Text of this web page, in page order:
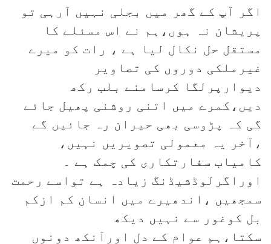
اگر آپ کے گھر میں بجلی نہیں آرہی تو
پریشان نہ ہوں،ہم نے اس مسئلے کا
مستقل حل نکال لیا ہے ، رات کو میرے
غیرملکی دوروں کی تصاویر
دیوارپرلگا کرسامنے بلب رکھ
دیں،کمرے میں اتنی روشنی پھیل جائے
گی کہ پڑوسی بھی حیران رہ جائیں گے
،آخر یہ معمولی تصویریں نہیں،
کامیاب سفارتکاری کی چمک ہے ۔
اوراگرلوڈشیڈنگ زیادہ ہے تواسے رحمت
سمجھیں ،اندھیرے میں انسان کم ازکم
بل کوغور سے نہیں دیکھ
سکتا،ہم عوام کے دل اورآنکھ دونوں